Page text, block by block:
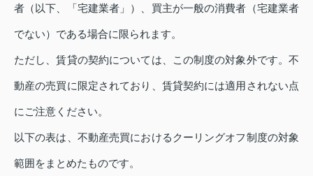
者（以下、「宅建業者」）、買主が一般の消費者（宅建業者
でない）である場合に限られます。
ただし、賃貸の契約については、この制度の対象外です。不
動産の売買に限定されており、賃貸契約には適用されない点
にご注意ください。
以下の表は、不動産売買におけるクーリングオフ制度の対象
範囲をまとめたものです。